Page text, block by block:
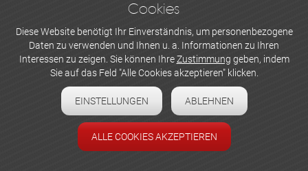
WERBEN UND INSERIEREN
Newsletter abonnieren
Datenschutzerklärung
Cookie-Einstellungen
Cookies
Diese Website benötigt Ihr Einverständnis, um personenbezogene
Daten zu verwenden und Ihnen u. a. Informationen zu Ihren
Interessen zu zeigen. Sie können IhreZustimmung geben, indem
Sie auf das Feld "Alle Cookies akzeptieren" klicken.
EINSTELLUNGEN ABLEHNEN
ALLE COOKIES AKZEPTIEREN